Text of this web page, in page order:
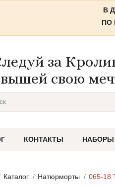
В
ПО
за
вышей свою
пейзажи
КОНТАКТЫ НАБОРЫ
Каталог Натюрморты 065-18